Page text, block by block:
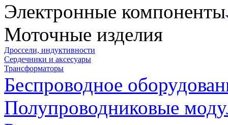
Электронные компоненты
Моточные изделия
Дроссели, индуктивности
Сердечники и аксесуары
Трансформаторы
Беспроводное
Полупроводниковые